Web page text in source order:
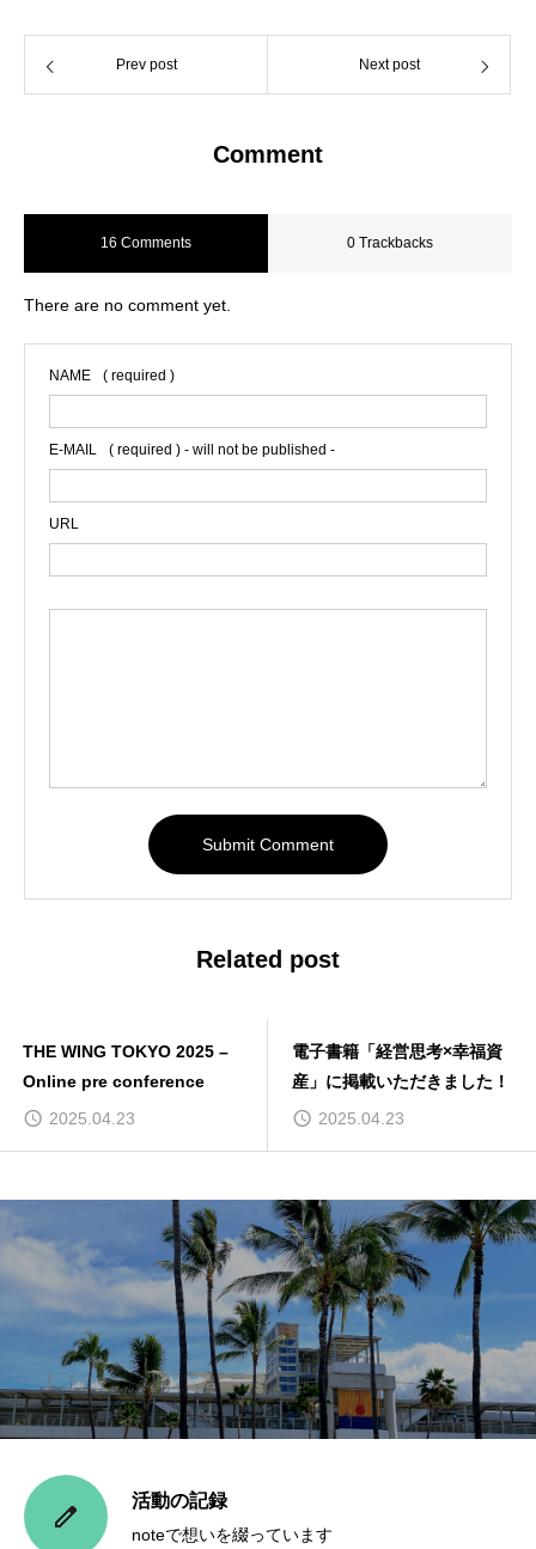
Prev post Next post
Comment
16 Comments 0 Trackbacks
There are no comment yet.
NAME ( required )
E-MAIL ( required ) - will not be published -
URL
Related post
THE WING TOKYO 2025 –
Online pre conference
2025.04.23
電子書籍「経営思考×幸福資
産」に掲載いただきました！
2025.04.23
活動の記録
noteで想いを綴っています